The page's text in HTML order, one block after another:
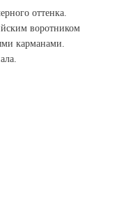
оттенка.
воротником
карманами.